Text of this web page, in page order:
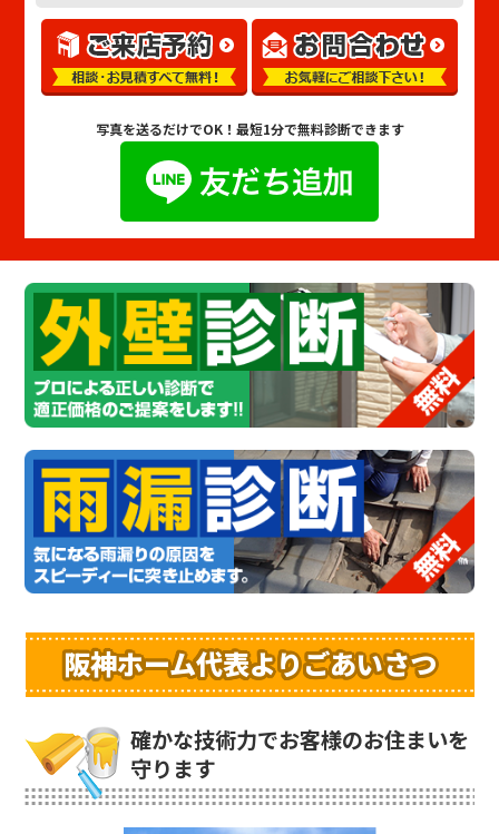
写真を送るだけでOK！ 最短1分で無料診断できます
阪神ホーム代表よりごあいさつ
確かな技術力でお客様のお住まいを
守ります